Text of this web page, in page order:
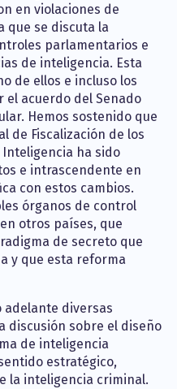
en violaciones de
que se discuta la
parlamentarios e
de inteligencia. Esta
de ellos e incluso los
acuerdo del Senado
Hemos sostenido que
de Fiscalización de los
ha sido
e intrascendente en
con estos cambios.
órganos de control
otros países, que
de secreto que
y que esta reforma
adelante diversas
discusión sobre el diseño
de inteligencia
estratégico,
la inteligencia criminal.